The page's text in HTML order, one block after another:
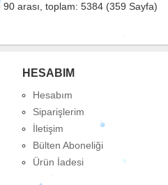
arası, toplam: 5384 (359 Sayfa)
HESABIM
Hesabım
Siparişlerim
İletişim
Bülten Aboneliği
Ürün İadesi